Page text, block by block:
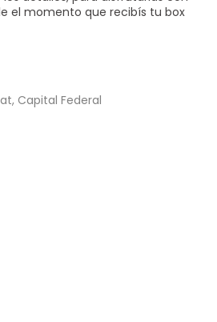
el momento que recibís tu box
Capital Federal